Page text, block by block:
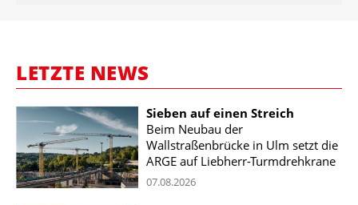
LETZTE NEWS
Sieben auf einen Streich
Beim Neubau der
Wallstraßenbrücke in Ulm setzt die
ARGE auf Liebherr-Turmdrehkrane
07.08.2026